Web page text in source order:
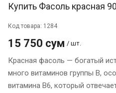
Купить Фасоль красная
Код товара: 1284
15 750 сум / шт.
Красная фасоль — богатый
много витаминов группы B,
витамина B6, который